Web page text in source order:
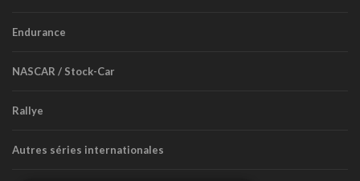
Endurance
NASCAR / Stock-Car
Rallye
Autres séries internationales